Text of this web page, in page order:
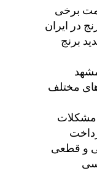
قیمت برخی
در ایران
برنج
مختلف
مشکلات
و قطعی